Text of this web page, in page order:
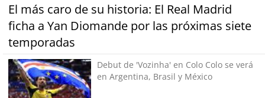
El más caro de su historia: El Real Madrid
ficha a Yan Diomande por las próximas siete
temporadas
Debut de 'Vozinha' en Colo Colo se verá
en Argentina, Brasil y México